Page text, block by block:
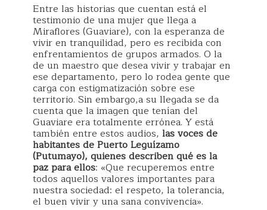
Entre las historias que cuentan está el
testimonio de una mujer que llega a
Miraflores (Guaviare), con la esperanza de
vivir en tranquilidad, pero es recibida con
enfrentamientos de grupos armados. O la
de un maestro que desea vivir y trabajar en
ese departamento, pero lo rodea gente que
carga con estigmatización sobre ese
territorio. Sin embargo,a su llegada se da
cuenta que la imagen que tenían del
Guaviare era totalmente errónea. Y está
también entre estos audios, las voces de
habitantes de Puerto Leguízamo
(Putumayo), quienes describen qué es la
paz para ellos: «Que recuperemos entre
todos aquellos valores importantes para
nuestra sociedad: el respeto, la tolerancia,
el buen vivir y una sana convivencia».